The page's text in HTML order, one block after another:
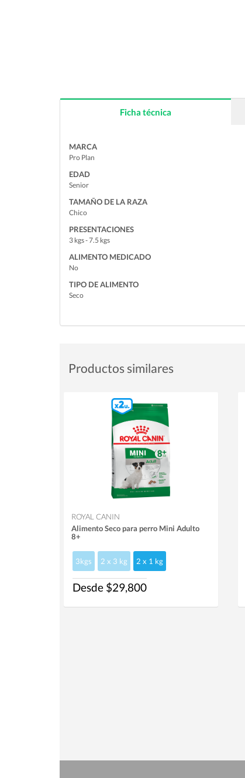
Ficha técnica
MARCA
Pro Plan
EDAD
Senior
TAMAÑO DE LA RAZA
Chico
PRESENTACIONES
3 kgs - 7.5 kgs
ALIMENTO MEDICADO
No
TIPO DE ALIMENTO
Seco
Productos similares
ROYAL CANIN
Alimento Seco para perro Mini Adulto
8+
3kgs 2 x 3 kg 2 x 1 kg
Desde $29,800